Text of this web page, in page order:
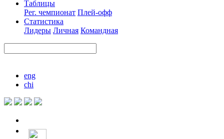
Таблицы
Рег. чемпионат Плей-офф
Статистика
Лидеры Личная Командная
eng
chi